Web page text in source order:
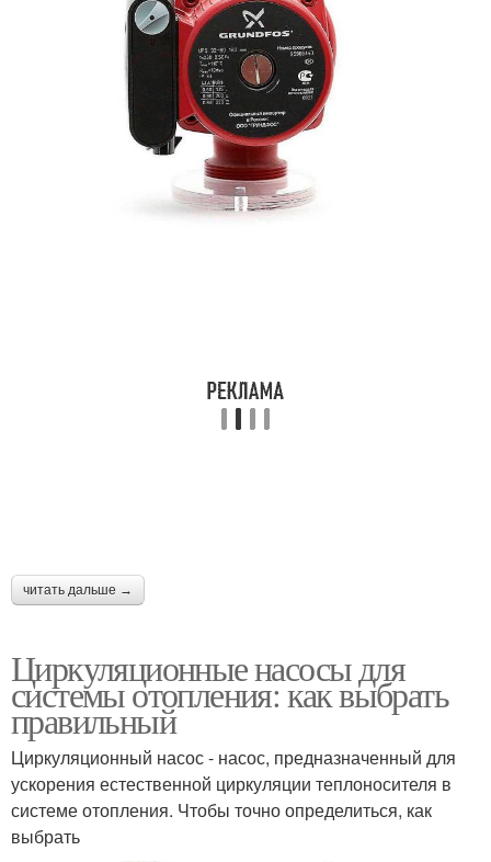
читать дальше →
Циркуляционные насосы для
системы отопления: как выбрать
правильный
Циркуляционный насос - насос, предназначенный для
ускорения естественной циркуляции теплоносителя в
системе отопления. Чтобы точно определиться, как
выбрать